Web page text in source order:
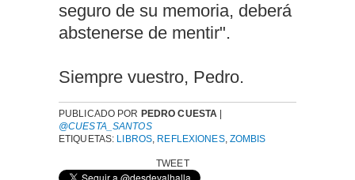
seguro de su memoria, deberá
abstenerse de mentir".
Siempre vuestro, Pedro.
PUBLICADO POR PEDRO CUESTA |
@CUESTA_SANTOS
ETIQUETAS: LIBROS REFLEXIONES, ZOMBIS
TWEET